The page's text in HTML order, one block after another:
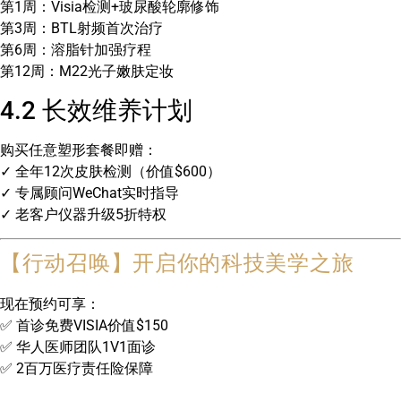
第1周：Visia检测+玻尿酸轮廓修饰
第3周：BTL射频首次治疗
第6周：溶脂针加强疗程
第12周：M22光子嫩肤定妆
4.2 长效维养计划
购买任意塑形套餐即赠：
✓ 全年12次皮肤检测（价值$600）
✓ 专属顾问WeChat实时指导
✓ 老客户仪器升级5折特权
【行动召唤】开启你的科技美学之旅
现在预约可享：
✅ 首诊免费VISIA价值$150
✅ 华人医师团队1V1面诊
✅ 2百万医疗责任险保障